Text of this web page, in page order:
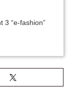
3 “e-fashion”